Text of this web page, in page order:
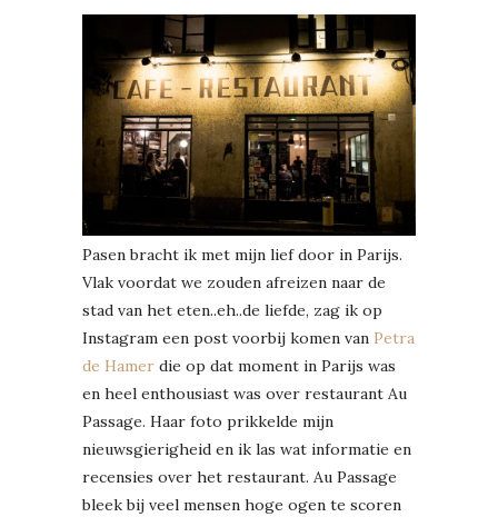
Pasen bracht ik met mijn lief door in Parijs.
Vlak voordat we zouden afreizen naar de
stad van het eten..eh..de liefde, zag ik op
Instagram een post voorbij komen van Petra
de Hamer die op dat moment in Parijs was
en heel enthousiast was over restaurant Au
Passage. Haar foto prikkelde mijn
nieuwsgierigheid en ik las wat informatie en
recensies over het restaurant. Au Passage
bleek bij veel mensen hoge ogen te scoren